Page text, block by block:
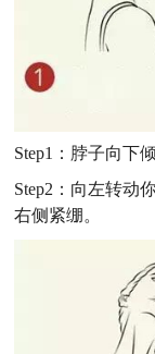
Step1 ：脖子向下
Step2 ：向左转动
右侧紧绷。